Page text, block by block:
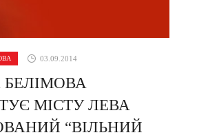
03.09.2014
БЕЛІМОВА
МІСТУ ЛЕВА
“ВІЛЬНИЙ